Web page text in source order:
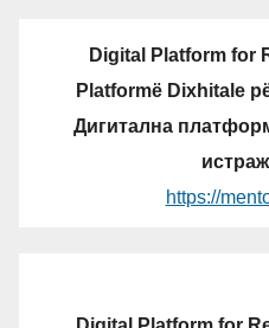
Digital Platform for
Platformë Dixhitale
Дигитална
https://